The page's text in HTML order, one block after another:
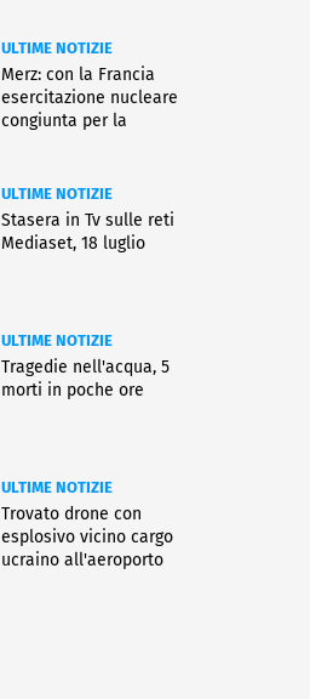
ULTIME NOTIZIE
Merz: con la Francia
esercitazione nucleare
congiunta per la
ULTIME NOTIZIE
Stasera in Tv sulle reti
Mediaset, 18 luglio
ULTIME NOTIZIE
Tragedie nell'acqua, 5
morti in poche ore
ULTIME NOTIZIE
Trovato drone con
esplosivo vicino cargo
ucraino all'aeroporto